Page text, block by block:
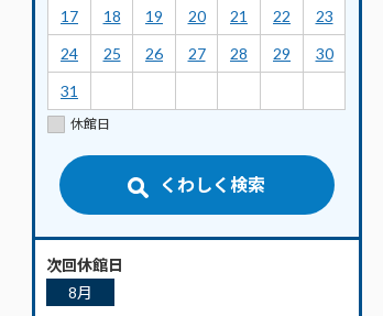
17
18 19 20 21 22
23
24
25 26 27 28 29
30
31
休館日
くわしく検索
次回休館日
8月